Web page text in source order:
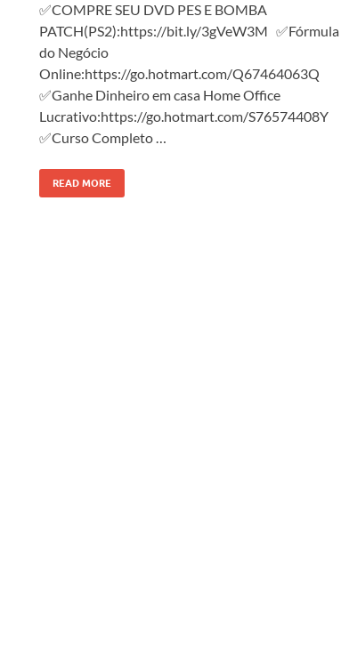
✅COMPRE SEU DVD PES E BOMBA
PATCH(PS2):https://bit.ly/3gVeW3M ✅Fórmula
do Negócio
Online:https://go.hotmart.com/Q67464063Q
✅Ganhe Dinheiro em casa Home Office
Lucrativo:https://go.hotmart.com/S76574408Y
✅Curso Completo …
READ MORE